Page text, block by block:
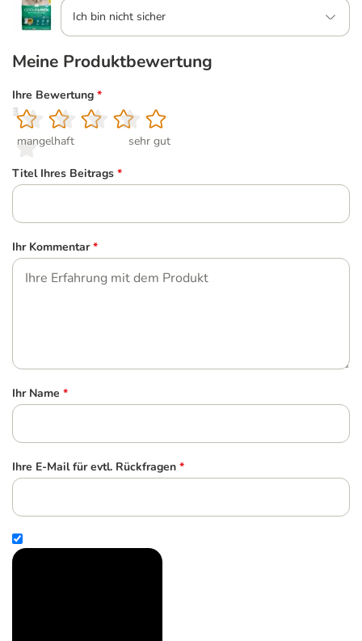
Ich bin nicht sicher
Meine Produktbewertung
Ihre Bewertung *
1
mangelhaft
2
3
4
5
sehr gut
Titel Ihres Beitrags *
Ihr Kommentar *
Ihr Name *
Ihre E-Mail für evtl. Rückfragen *